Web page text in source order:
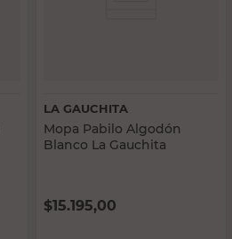
LA GAUCHITA
Mopa Pabilo Algodón
Blanco La Gauchita
$15.195,00